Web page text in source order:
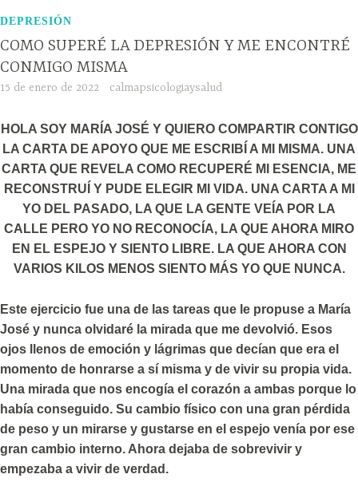
DEPRESIÓN
COMO SUPERÉ LA DEPRESIÓN Y ME ENCONTRÉ
CONMIGO MISMA
15 de enero de 2022 calmapsicologiaysalud
HOLA SOY MARÍA JOSÉ Y QUIERO COMPARTIR CONTIGO
LA CARTA DE APOYO QUE ME ESCRIBÍ A MI MISMA. UNA
CARTA QUE REVELA COMO RECUPERÉ MI ESENCIA, ME
RECONSTRUÍ Y PUDE ELEGIR MI VIDA. UNA CARTA A MI
YO DEL PASADO, LA QUE LA GENTE VEÍA POR LA
CALLE PERO YO NO RECONOCÍA, LA QUE AHORA MIRO
EN EL ESPEJO Y SIENTO LIBRE. LA QUE AHORA CON
VARIOS KILOS MENOS SIENTO MÁS YO QUE NUNCA.
Este ejercicio fue una de las tareas que le propuse a María
José y nunca olvidaré la mirada que me devolvió. Esos
ojos llenos de emoción y lágrimas que decían que era el
momento de honrarse a sí misma y de vivir su propia vida.
Una mirada que nos encogía el corazón a ambas porque lo
había conseguido. Su cambio físico con una gran pérdida
de peso y un mirarse y gustarse en el espejo venía por ese
gran cambio interno. Ahora dejaba de sobrevivir y
empezaba a vivir de verdad.